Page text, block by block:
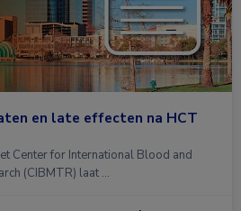
en late effecten na HCT
Center for International Blood and
(CIBMTR) laat …